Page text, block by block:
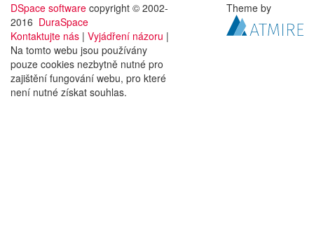
DSpace software copyright © 2002-
2016 DuraSpace
Kontaktujte nás | Vyjádření názoru |
Na tomto webu jsou používány
pouze cookies nezbytně nutné pro
zajištění fungování webu, pro které
není nutné získat souhlas.
Theme by